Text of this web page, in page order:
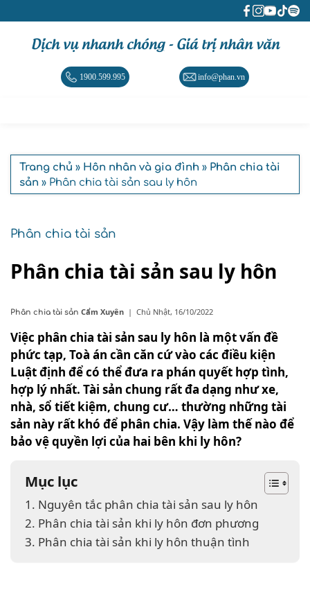
Dịch vụ nhanh chóng - Giá trị nhân văn
1900.599.995 info@phan.vn
Trang chủ » Hôn nhân và gia đình » Phân chia tài
sản » Phân chia tài sản sau ly hôn
Phân chia tài sản
Phân chia tài sản sau ly hôn
Phân chia tài sản Cẩm Xuyên | Chủ Nhật, 16/10/2022
Việc phân chia tài sản sau ly hôn là một vấn đề
phức tạp, Toà án cần căn cứ vào các điều kiện
Luật định để có thể đưa ra phán quyết hợp tình,
hợp lý nhất. Tài sản chung rất đa dạng như xe,
nhà, sổ tiết kiệm, chung cư… thường những tài
sản này rất khó để phân chia. Vậy làm thế nào để
bảo vệ quyền lợi của hai bên khi ly hôn?
Mục lục
1. Nguyên tắc phân chia tài sản sau ly hôn
2. Phân chia tài sản khi ly hôn đơn phương
3. Phân chia tài sản khi ly hôn thuận tình